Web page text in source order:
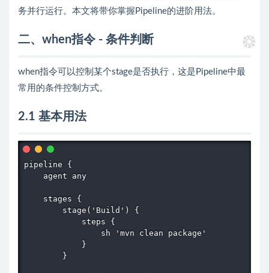
务并行运行。本文将带你掌握Pipeline的进阶用法。
二、when指令 - 条件判断
when指令可以控制某个stage是否执行，这是Pipeline中最
常用的条件控制方式。
2.1 基本用法
pipeline {
    agent any
    stages {
        stage('Build') {
            steps {
                sh 'mvn clean package'
            }
        }